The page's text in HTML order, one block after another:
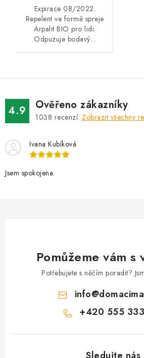
Expirace 08/2022.
Repelent ve formě spreje
Arpalit BIO pro lidi.
Odpuzuje bodavý...
4.9 Ověřeno zákazníky
1038 recenzí. Zobrazit všechny
Ivana Kubíková
Jsem spokojena.
Pomůžeme vám s
Potřebujete s něčím poradit?
info@
+420 555